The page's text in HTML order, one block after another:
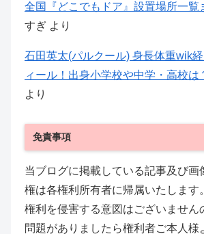
全国『どこでもドア』設置場所一覧
すぎ より
石田英太(パルクール) 身長体重wik
ィール！出身小学校や中学・高校は
より
免責事項
当ブログに掲載している記事及び画
権は各権利所有者に帰属いたします。
権利を侵害する意図はございません
問題がありましたら権利者ご本人様